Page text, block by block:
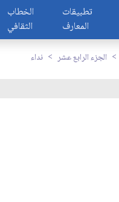
الخطاب
الثقافي
تطبيقات
المعارف
الجزء الرابع عشر نداء